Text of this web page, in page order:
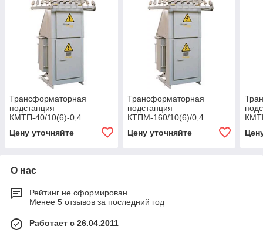
Трансформаторная
подстанция
КМТП-40/10(6)-0,4
Цену уточняйте
Трансформаторная
подстанция
КТПМ-160/10(6)/0,4
Цену уточняйте
О нас
Рейтинг не сформирован
Менее 5 отзывов за последний год
Работает с 26.04.2011